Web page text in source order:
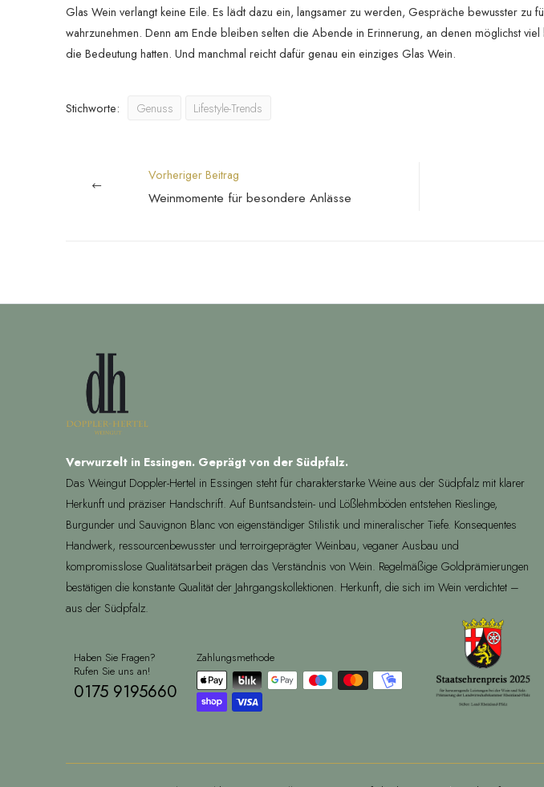
Glas Wein verlangt keine Eile. Es lädt dazu ein, langsamer zu werden, Gespräche bewusster zu
wahrzunehmen. Denn am Ende bleiben selten die Abende in Erinnerung, an denen möglichst
die Bedeutung hatten. Und manchmal reicht dafür genau ein einziges Glas Wein.
Stichworte: Genuss Lifestyle-Trends
Vorheriger Beitrag
Weinmomente für besondere Anlässe
Verwurzelt in Essingen. Geprägt von der Südpfalz.
Das Weingut Doppler-Hertel in Essingen steht für charakterstarke Weine aus der Südpfalz mit klarer
Herkunft und präziser Handschrift. Auf Buntsandstein- und Lößlehmböden entstehen Rieslinge,
Burgunder und Sauvignon Blanc von eigenständiger Stilistik und mineralischer Tiefe. Konsequentes
Handwerk, ressourcenbewusster und terroirgeprägter Weinbau, veganer Ausbau und
kompromisslose Qualitätsarbeit prägen das Verständnis von Wein. Regelmäßige Goldprämierungen
bestätigen die konstante Qualität der Jahrgangskollektionen. Herkunft, die sich im Wein verdichtet –
aus der Südpfalz.
Haben Sie Fragen?
Rufen Sie uns an!
0175 9195660
Zahlungsmethode